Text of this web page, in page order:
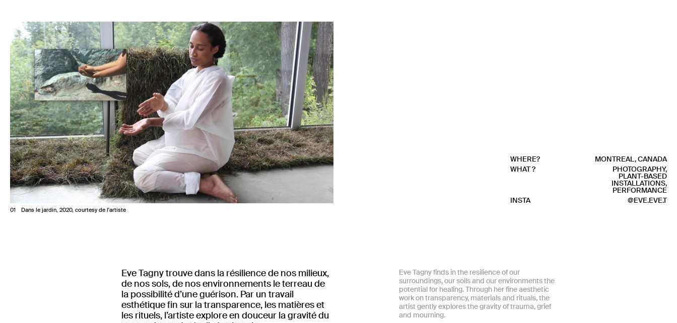
1 Dans le jardin, 2020, courtesy de l'artiste
WHERE?
MONTREAL, CANADA
WHAT ?
PHOTOGRAPHY,
PLANT-BASED
INSTALLATIONS,
PERFORMANCE
INSTA
@EVE.EVE.T
Eve Tagny trouve dans la résilience de nos milieux,
de nos sols, de nos environnements le terreau de
la possibilité d’une guérison. Par un travail
esthétique fin sur la transparence, les matières et
les rituels, l’artiste explore en douceur la gravité du
Eve Tagny finds in the resilience of our
surroundings, our soils and our environments the
potential for healing. Through her fine aesthetic
work on transparency, materials and rituals, the
artist gently explores the gravity of trauma, grief
and mourning.